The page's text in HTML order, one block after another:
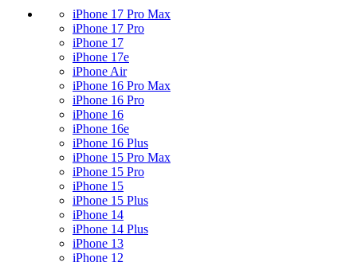
iPhone 17 Pro Max
iPhone 17 Pro
iPhone 17
iPhone 17e
iPhone Air
iPhone 16 Pro Max
iPhone 16 Pro
iPhone 16
iPhone 16e
iPhone 16 Plus
iPhone 15 Pro Max
iPhone 15 Pro
iPhone 15
iPhone 15 Plus
iPhone 14
iPhone 14 Plus
iPhone 13
iPhone 12